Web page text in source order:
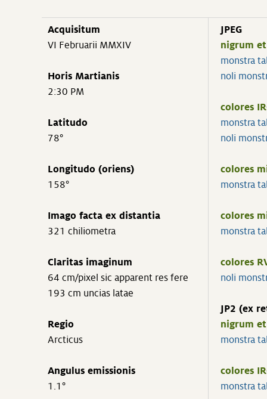
Acquisitum
VI Februarii MMXIV
Horis Martianis
2:30 PM
Latitudo
78°
Longitudo (oriens)
158°
Imago facta ex distantia
321 chiliometra
Claritas imaginum
64 cm/pixel sic apparent res fere
193 cm uncias latae
Regio
Arcticus
Angulus emissionis
1.1°
JPEG
nigrum
monstra
noli
colores
monstra
noli
colores
monstra
colores
monstra
colores
noli
JP2 (ex
nigrum
monstra
colores
monstra